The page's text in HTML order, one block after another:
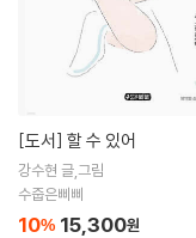
[도서] 할 수 있어
강수현 글,그림
수줍은삐삐
10% 15,300원